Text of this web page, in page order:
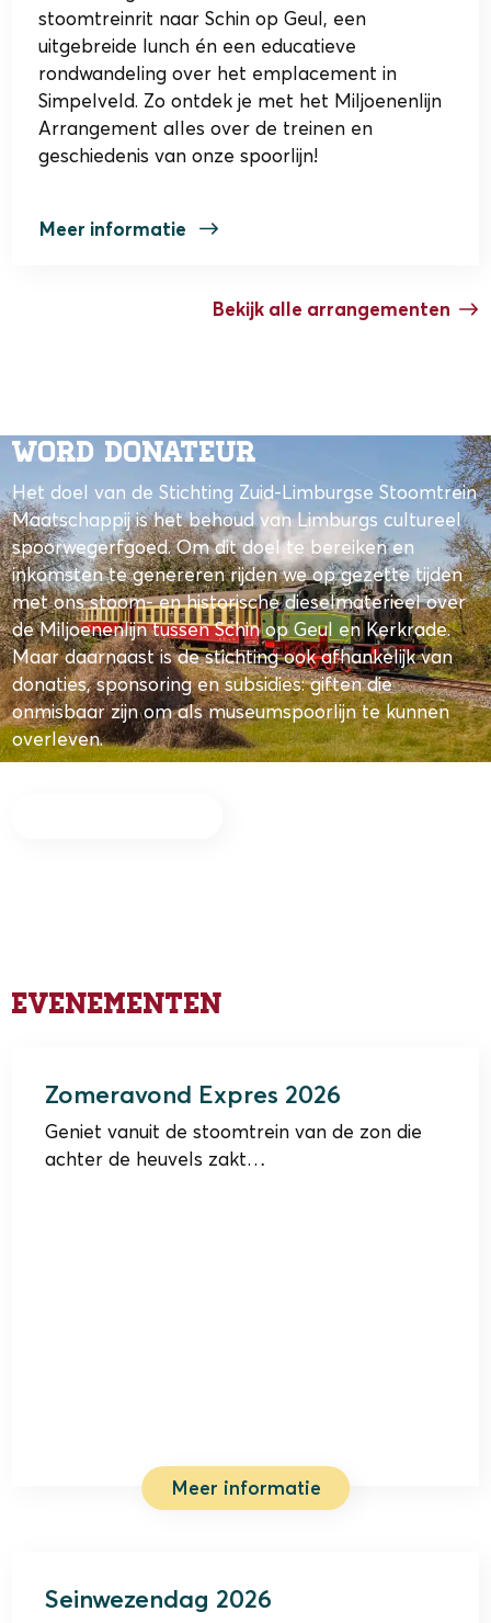
stoomtreinrit naar Schin op Geul, een
uitgebreide lunch én een educatieve
rondwandeling over het emplacement in
Simpelveld. Zo ontdek je met het Miljoenenlijn
Arrangement alles over de treinen en
geschiedenis van onze spoorlijn!
Meer informatie
Bekijk alle arrangementen
Word donateur
Het doel van de Stichting Zuid‐Limburgse Stoomtrein
Maatschappij is het behoud van Limburgs cultureel
spoorwegerfgoed. Om dit doel te bereiken en
inkomsten te genereren rijden we op gezette tijden
met ons stoom‐ en historische dieselmaterieel over
de Miljoenenlijn tussen Schin op Geul en Kerkrade.
Maar daarnaast is de stichting ook afhankelijk van
donaties, sponsoring en subsidies: giften die
onmisbaar zijn om als museumspoorlijn te kunnen
overleven.
Evenementen
Zomeravond Expres 2026
Geniet vanuit de stoomtrein van de zon die
achter de heuvels zakt…
Meer informatie
Seinwezendag 2026